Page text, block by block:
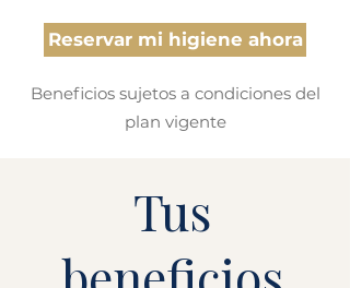
Reservar mi higiene ahora
Beneficios sujetos a condiciones del
plan vigente
Tus